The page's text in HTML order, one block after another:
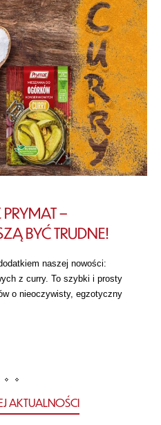
–
BYĆ TRUDNE!
naszej nowości:
z curry. To szybki i prosty
o nieoczywisty, egzotyczny
AKTUALNOŚCI